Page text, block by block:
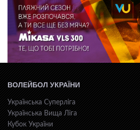
ВОЛЕЙБОЛ УКРАЇНИ
Українська Суперліга
Українська Вища Ліга
Кубок України